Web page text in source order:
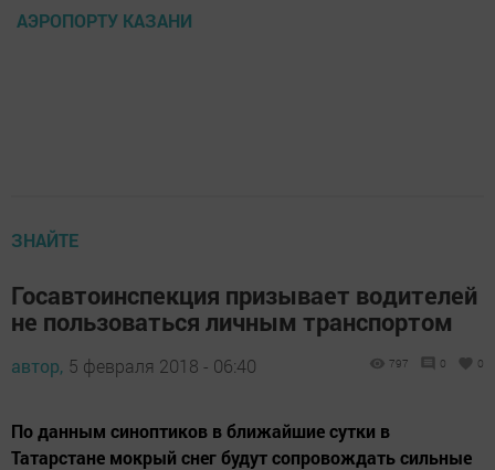
АЭРОПОРТУ КАЗАНИ
ЗНАЙТЕ
Госавтоинспекция призывает водителей
не пользоваться личным транспортом
автор, 5 февраля 2018 - 06:40 797 0 0
По данным синоптиков в ближайшие сутки в
Татарстане мокрый снег будут сопровождать сильные